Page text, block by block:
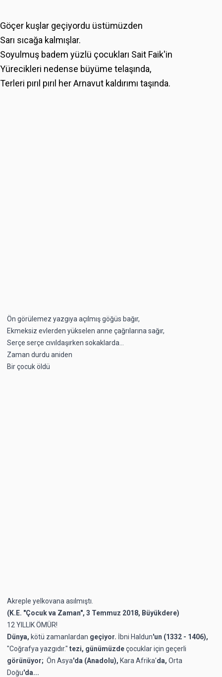
Göçer kuşlar geçiyordu üstümüzden
Sarı sıcağa kalmışlar.
Soyulmuş badem yüzlü çocukları Sait Faik'in
Yürecikleri nedense büyüme telaşında,
Terleri pırıl pırıl her Arnavut kaldırımı taşında.
Ön görülemez yazgıya açılmış göğüs bağır,
Ekmeksiz evlerden yükselen anne çağrılarına sağır,
Serçe serçe cıvıldaşırken sokaklarda...
Zaman durdu aniden
Bir çocuk öldü
Akreple yelkovana asılmıştı.
(K.E. "Çocuk va Zaman", 3 Temmuz 2018, Büyükdere)
12 YILLIK ÖMÜR!
Dünya, kötü zamanlardan geçiyor. İbni Haldun'un (1332 - 1406),
"Coğrafya yazgıdır." tezi, günümüzdeçocuklar için geçerli
görünüyor; Ön Asya'da (Anadolu), Kara Afrika'da, Orta
Doğu'da...